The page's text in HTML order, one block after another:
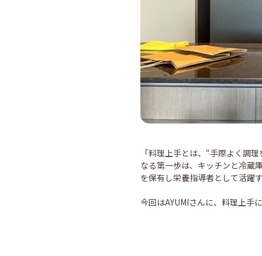
「料理上手とは、“手際よく調
なる第一歩は、キッチンと冷蔵
を保有し栄養指導者として活躍
今回はAYUMIさんに、料理上手